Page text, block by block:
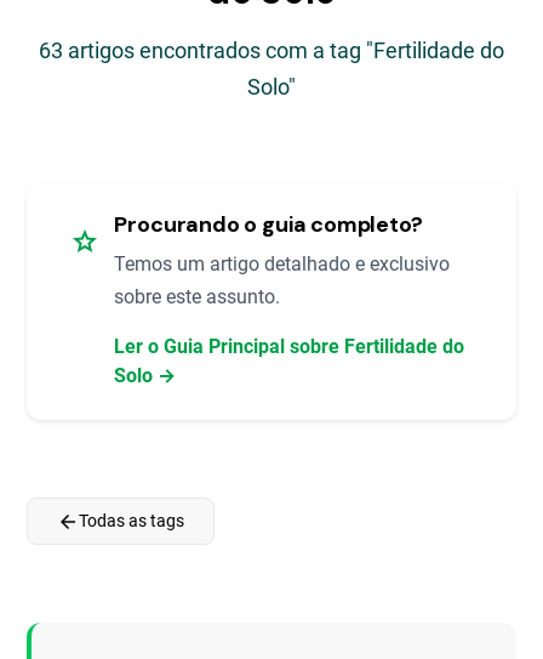
63 artigos encontrados com a tag "Fertilidade do
Solo"
star Procurando o guia completo?
Temos um artigo detalhado e exclusivo
sobre este assunto.
Ler o Guia Principal sobre Fertilidade do
Solo →
arrow_backTodas as tags